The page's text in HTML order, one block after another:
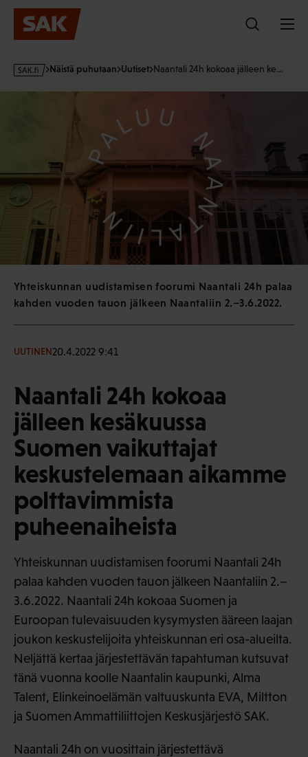
Hyppää
sisältöön
s
Näistä puhutaan Uutiset Naantali 24h kokoaa jälleen ke…
Yhteiskunnan uudistamisen foorumi Naantali 24h palaa
kahden vuoden tauon jälkeen Naantaliin 2.–3.6.2022.
UUTINEN20.4.2022 9:41
Naantali 24h kokoaa
jälleen kesäkuussa
Suomen vaikuttajat
keskustelemaan aikamme
polttavimmista
puheenaiheista
Yhteiskunnan uudistamisen foorumi Naantali 24h
palaa kahden vuoden tauon jälkeen Naantaliin 2.–
3.6.2022. Naantali 24h kokoaa Suomen ja
Euroopan tulevaisuuden kysymysten ääreen laajan
joukon keskustelijoita yhteiskunnan eri osa-alueilta.
Neljättä kertaa järjestettävän tapahtuman kutsuvat
tänä vuonna koolle Naantalin kaupunki, Alma
Talent, Elinkeinoelämän valtuuskunta EVA, Miltton
ja Suomen Ammattiliittojen Keskusjärjestö SAK.
Naantali 24h on vuosittain järjestettävä